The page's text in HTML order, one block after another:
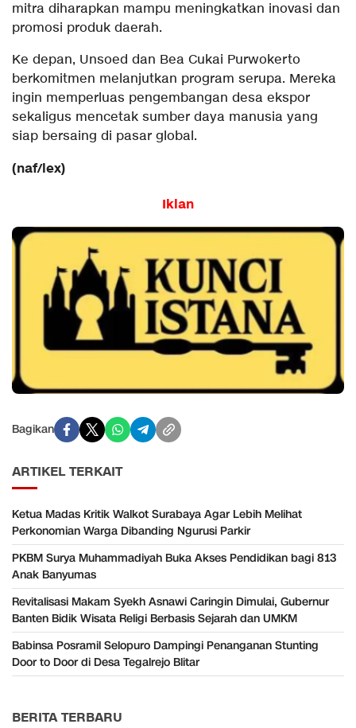
mitra diharapkan mampu meningkatkan inovasi dan
promosi produk daerah.
Ke depan, Unsoed dan Bea Cukai Purwokerto
berkomitmen melanjutkan program serupa. Mereka
ingin memperluas pengembangan desa ekspor
sekaligus mencetak sumber daya manusia yang
siap bersaing di pasar global.
(naf/lex)
Iklan
Bagikan
ARTIKEL TERKAIT
Ketua Madas Kritik Walkot Surabaya Agar Lebih Melihat
Perkonomian Warga Dibanding Ngurusi Parkir
PKBM Surya Muhammadiyah Buka Akses Pendidikan bagi 813
Anak Banyumas
Revitalisasi Makam Syekh Asnawi Caringin Dimulai, Gubernur
Banten Bidik Wisata Religi Berbasis Sejarah dan UMKM
Babinsa Posramil Selopuro Dampingi Penanganan Stunting
Door to Door di Desa Tegalrejo Blitar
BERITA TERBARU